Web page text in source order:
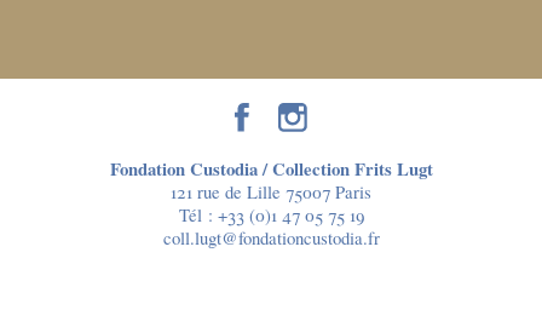
Fondation Custodia / Collection Frits Lugt
121 rue de Lille 75007 Paris
Tél : +33 (0)1 47 05 75 19
coll.lugt@fondationcustodia.fr